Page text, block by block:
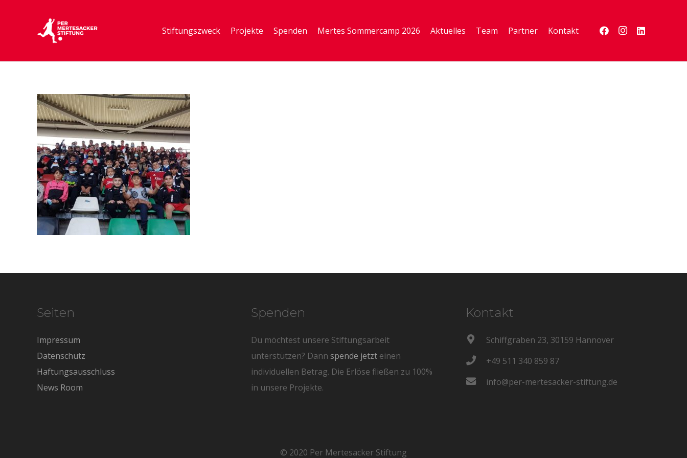
Stiftungszweck Projekte Spenden Mertes Sommercamp 2026 Aktuelles Team Partner Kontakt
Seiten
Impressum
Datenschutz
Haftungsausschluss
News Room
Spenden
Du möchtest unsere Stiftungsarbeit
unterstützen? Dannspende jetzt einen
individuellen Betrag. Die Erlöse fließen zu 100%
in unsere Projekte.
Kontakt
Schiffgraben 23, 30159 Hannover
+49 511 340 859 87
info@per-mertesacker-stiftung.de
© 2020 Per Mertesacker Stiftung